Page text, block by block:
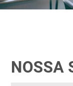
NOSSA